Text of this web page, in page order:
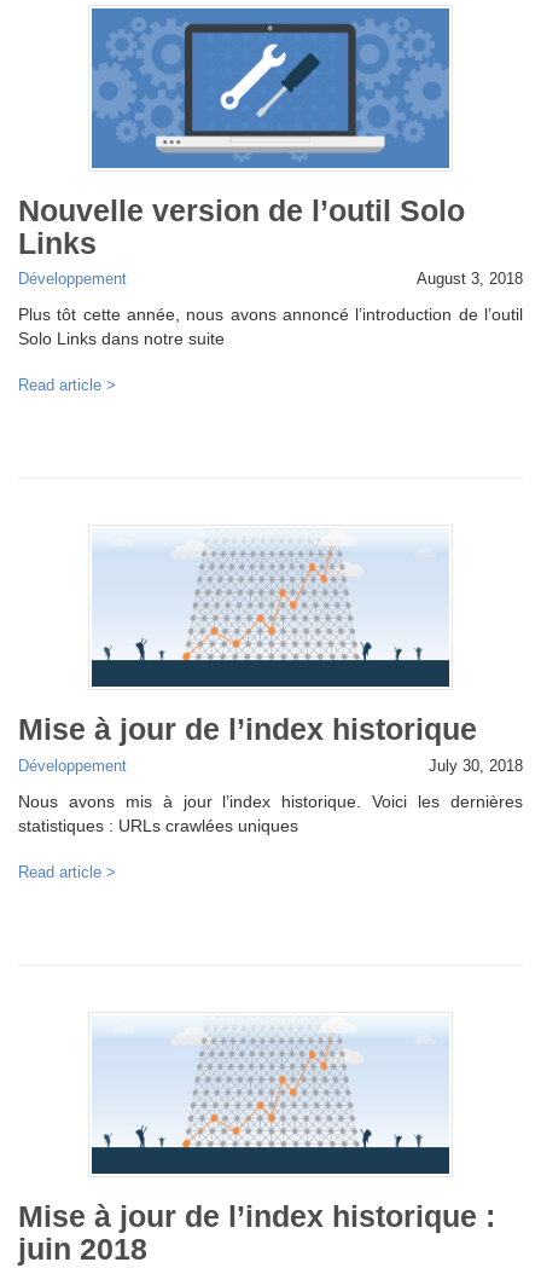
Nouvelle version de l’outil Solo
Links
Développement August 3, 2018
Plus tôt cette année, nous avons annoncé l’introduction de l’outil
Solo Links dans notre suite
Read article >
Mise à jour de l’index historique
Développement July 30, 2018
Nous avons mis à jour l’index historique. Voici les dernières
statistiques : URLs crawlées uniques
Read article >
Mise à jour de l’index historique :
juin 2018